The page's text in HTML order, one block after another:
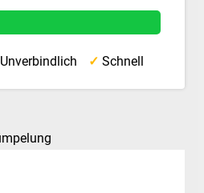
Unverbindlich ✓ Schnell